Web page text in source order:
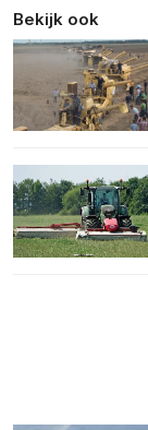
Bekijk ook